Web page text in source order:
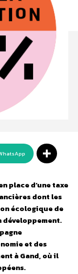
place d’une taxe
dont les
écologique de
développement.
et des
à Gand, où il